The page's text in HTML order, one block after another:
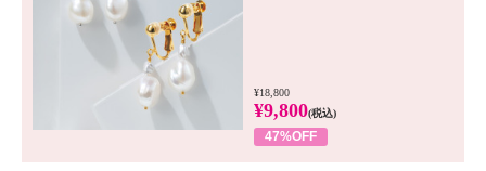
¥18,800
¥9,800(税込)
47%OFF